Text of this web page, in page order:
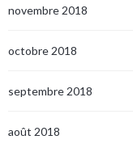
novembre 2018
octobre 2018
septembre 2018
août 2018